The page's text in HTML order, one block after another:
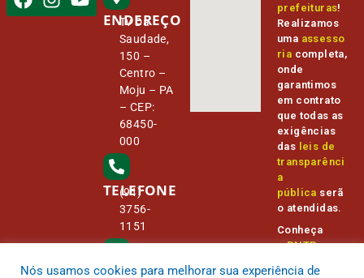
ENDEREÇO
Tv Da
Saudade,
150 –
Centro –
Moju – PA
– CEP:
68450-
000
TELEFONE
(91)
3756-
1151
prefeituras!
Realizamos
uma assesso
ria completa,
onde
garantimos
em contrato
que todas as
exigências
das leis de
transparênci
a
pública serã
o atendidas.
Conheça
oPNTPe
Nós usamos cookies para melhorar sua experiência de